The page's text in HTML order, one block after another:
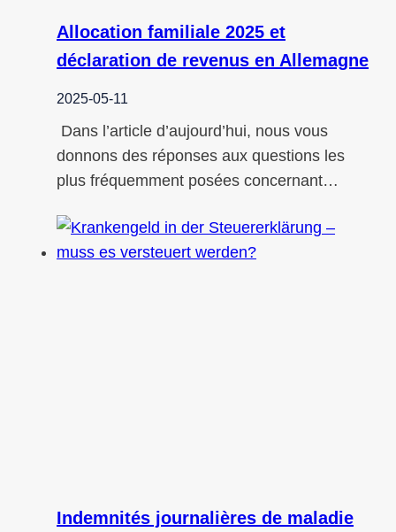
Allocation familiale 2025 et
déclaration de revenus en Allemagne
2025-05-11
Dans l’article d’aujourd’hui, nous vous
donnons des réponses aux questions les
plus fréquemment posées concernant…
Indemnités journalières de maladie